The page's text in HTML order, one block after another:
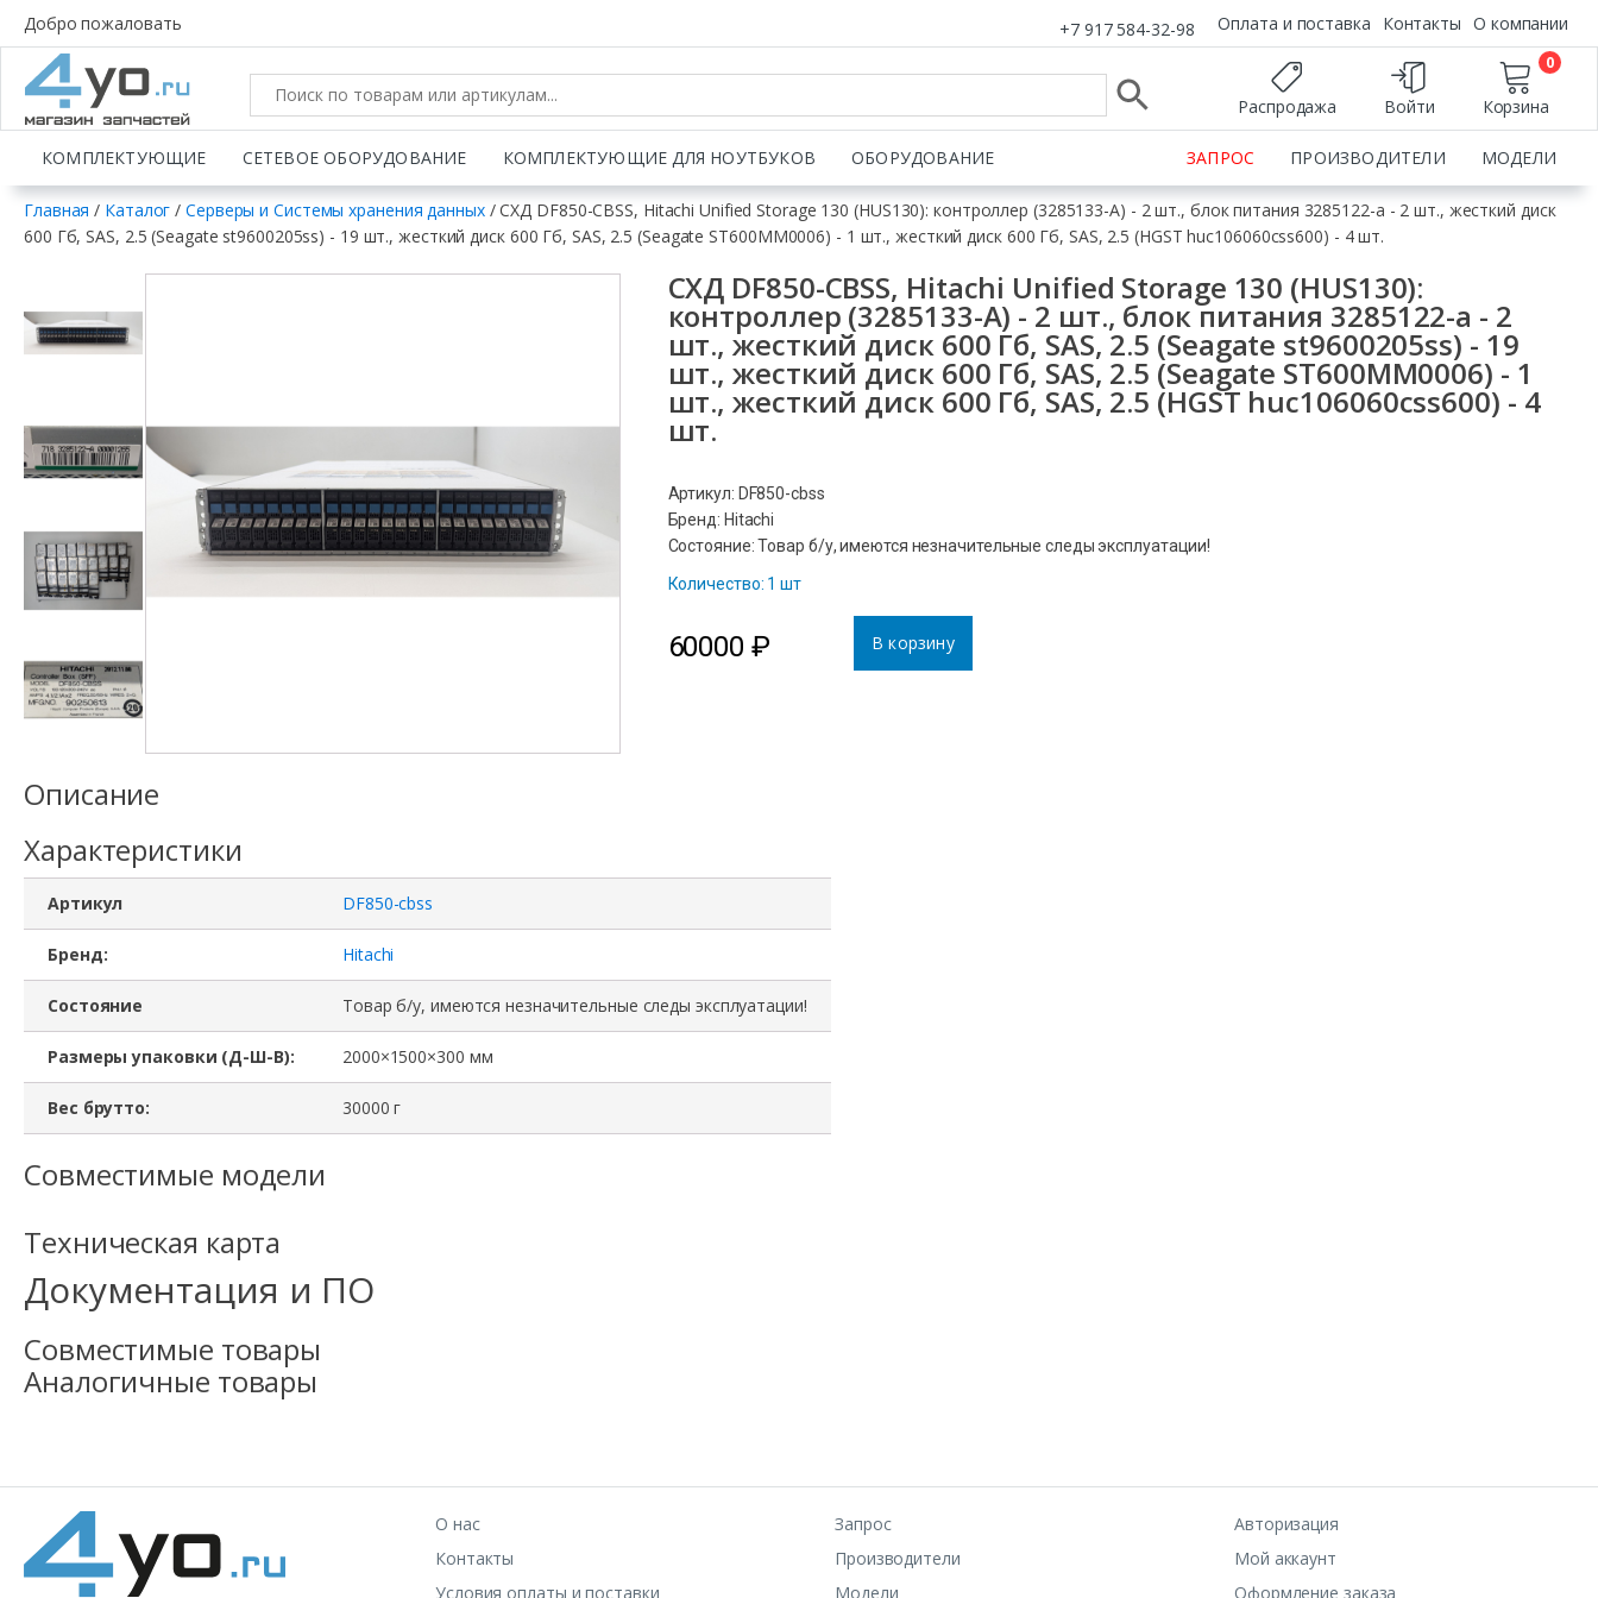
Добро пожаловать +7 917 584-32-98 Оплата и поставка Контакты О компании
Распродажа Войти Корзина
0
КОМПЛЕКТУЮЩИЕ СЕТЕВОЕ ОБОРУДОВАНИЕ КОМПЛЕКТУЮЩИЕ ДЛЯ НОУТБУКОВ ОБОРУДОВАНИЕ ЗАПРОС ПРОИЗВОДИТЕЛИ МОДЕЛИ
Главная / Каталог /Серверы и Системы хранения данных/ СХД DF850-CBSS, Hitachi Unified Storage 130 (HUS130): контроллер (3285133-A) - 2 шт., блок питания 3285122-a - 2 шт., жесткий диск
600 Гб, SAS, 2.5 (Seagate st9600205ss) - 19 шт., жесткий диск 600 Гб, SAS, 2.5 (Seagate ST600MM0006) - 1 шт., жесткий диск 600 Гб, SAS, 2.5 (HGST huc106060css600) - 4 шт.
СХД DF850-CBSS, Hitachi Unified Storage 130 (HUS130):
контроллер (3285133-A) - 2 шт., блок питания 3285122-a - 2
шт., жесткий диск 600 Гб, SAS, 2.5 (Seagate st9600205ss) - 19
шт., жесткий диск 600 Гб, SAS, 2.5 (Seagate ST600MM0006) - 1
шт., жесткий диск 600 Гб, SAS, 2.5 (HGST huc106060css600) - 4
шт.
Артикул: DF850-cbss
Бренд: Hitachi
Состояние: Товар б/у, имеются незначительные следы эксплуатации!
Количество: 1 шт
60000 ₽ В корзину
Описание
Характеристики
Артикул DF850-cbss
Бренд: Hitachi
Состояние Товар б/у, имеются незначительные следы эксплуатации!
Размеры упаковки (Д-Ш-В): 2000×1500×300 мм
Вес брутто: 30000 г
Совместимые модели
Техническая карта
Документация и ПО
Совместимые товары
Аналогичные товары
О нас
Контакты
Условия оплаты и поставки
Запрос
Производители
Модели
Авторизация
Мой аккаунт
Оформление заказа